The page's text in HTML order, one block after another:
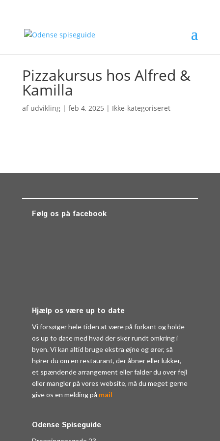
Pizzakursus hos Alfred &
Kamilla
af udvikling| feb 4, 2025 | Ikke-kategoriseret
Følg os på facebook
Hjælp os være up to date
Vi forsøger hele tiden at være på forkant og holde
os up to date med hvad der sker rundt omkring i
byen. Vi kan altid bruge ekstra øjne og ører, så
hører du om en restaurant, der åbner eller lukker,
et spændende arrangement eller falder du over fejl
eller mangler på vores website, må du meget gerne
give os en melding på mail
Odense Spiseguide